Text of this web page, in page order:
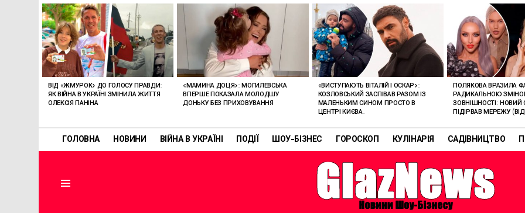
ГОЛОВНА НОВИНИ ВІЙНА В УКРАЇНІ ПОДІЇ ШОУ-БІЗНЕС ГОРОСКОП КУЛІНАРІЯ САДІВНИЦТВО
ОСТАННІ
СТАТТІ
ВІД «ЖМУРОК» ДО ГОЛОСУ ПРАВДИ:
ЯК ВІЙНА В УКРАЇНІ ЗМІНИЛА ЖИТТЯ
ОЛЕКСІЯ ПАНІНА
«МАМИНА ДОЦЯ»: МОГИЛЕВСЬКА
ВПЕРШЕ ПОКАЗАЛА МОЛОДШУ
ДОНЬКУ БЕЗ ПРИХОВУВАННЯ
«ВИСТУПАЮТЬ ВІТАЛІЙ І ОСКАР»:
КОЗЛОВСЬКИЙ ЗАСПІВАВ РАЗОМ ІЗ
МАЛЕНЬКИМ СИНОМ ПРОСТО В
ЦЕНТРІ КИЄВА.
ПОЛЯКОВА ВРАЗИЛА
РАДИКАЛЬНОЮ
ЗОВНІШНОСТІ: НОВИЙ
ПІДІРВАВ МЕРЕЖУ